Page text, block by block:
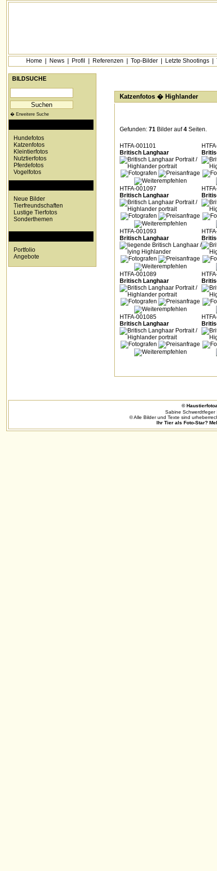
Home News Profil Referenzen Top-Bilder Letzte Shootings
BILDSUCHE
� Erweitere Suche
Hundefotos
Katzenfotos
Kleintierfotos
Nutztierfotos
Pferdefotos
Vogelfotos
Neue Bilder
Tierfreundschaften
Lustige Tierfotos
Sonderthemen
Portfolio
Angebote
Katzenfotos � Highlander
Gefunden: 71Bilder auf4Seiten.
HTFA-001101
Britisch Langhaar
HTFA-001097
Britisch Langhaar
HTFA-001093
Britisch Langhaar
HTFA-001089
Britisch Langhaar
HTFA-001085
Britisch Langhaar
©
Sabine Schwerdtfeger
© Alle Bilder und Texte sind
Ihr Tier als Foto-Star?